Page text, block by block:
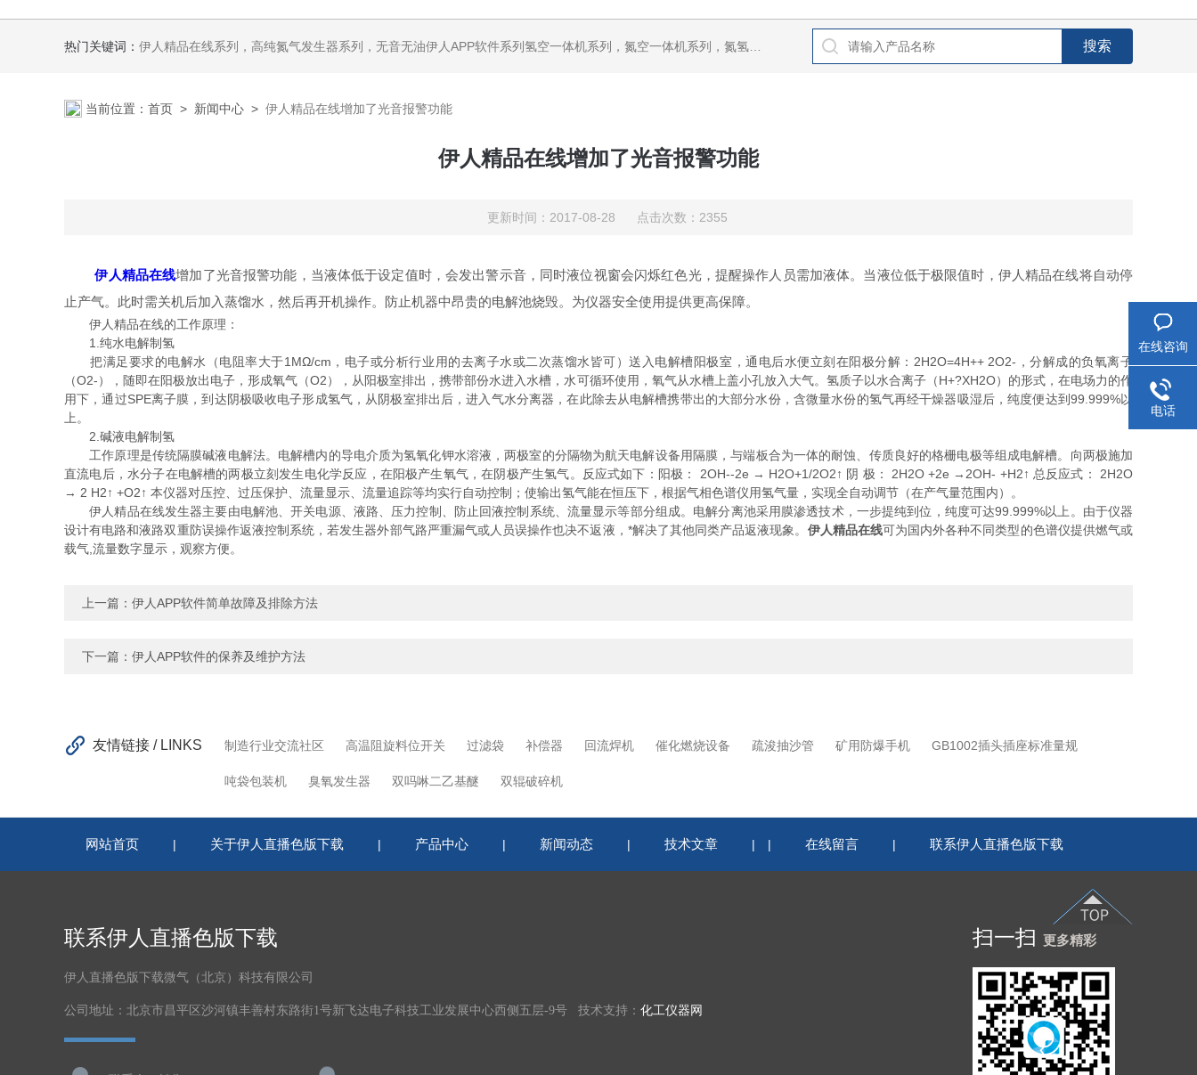
热门关键词： 伊人精品在线系列，高纯氮气发生器系列，无音无油伊人APP软件系列氢空一体机系列，氮空一体机系列，氮氢空三气一体机系列，气体净化器系列，代理日本DKK-TOA水质分析，水质检测仪器，代理南韩SitekPH/离子计，DO计，电导计，多功能计，PH/DO/电导率电极
当前位置： 首页 > 新闻中心 > 伊人精品在线增加了光音报警功能
伊人精品在线增加了光音报警功能
更新时间：2017-08-28 点击次数：2355
伊人精品在线增加了光音报警功能，当液体低于设定值时，会发出警示音，同时液位视窗会闪烁红色光，提醒操作人员需加液体。当液位低于极限值时，伊人精品在线将自动停
止产气。此时需关机后加入蒸馏水，然后再开机操作。防止机器中昂贵的电解池烧毁。为仪器安全使用提供更高保障。
伊人精品在线的工作原理：
1.纯水电解制氢
把满足要求的电解水（电阻率大于1MΩ/cm，电子或分析行业用的去离子水或二次蒸馏水皆可）送入电解槽阳极室，通电后水便立刻在阳极分解：2H2O=4H++ 2O2-，分解成的负氧离子
（O2-），随即在阳极放出电子，形成氧气（O2），从阳极室排出，携带部份水进入水槽，水可循环使用，氧气从水槽上盖小孔放入大气。氢质子以水合离子（H+?XH2O）的形式，在电场力的作
用下，通过SPE离子膜，到达阴极吸收电子形成氢气，从阴极室排出后，进入气水分离器，在此除去从电解槽携带出的大部分水份，含微量水份的氢气再经干燥器吸湿后，纯度便达到99.999%以
上。
2.碱液电解制氢
工作原理是传统隔膜碱液电解法。电解槽内的导电介质为氢氧化钾水溶液，两极室的分隔物为航天电解设备用隔膜，与端板合为一体的耐蚀、传质良好的格栅电极等组成电解槽。向两极施加
直流电后，水分子在电解槽的两极立刻发生电化学反应，在阳极产生氧气，在阴极产生氢气。反应式如下：阳极： 2OH--2e → H2O+1/2O2↑ 阴 极： 2H2O +2e →2OH- +H2↑ 总反应式： 2H2O
→ 2 H2↑ +O2↑ 本仪器对压控、过压保护、流量显示、流量追踪等均实行自动控制；使输出氢气能在恒压下，根据气相色谱仪用氢气量，实现全自动调节（在产气量范围内）。
伊人精品在线发生器主要由电解池、开关电源、液路、压力控制、防止回液控制系统、流量显示等部分组成。电解分离池采用膜渗透技术，一步提纯到位，纯度可达99.999%以上。由于仪器
设计有电路和液路双重防误操作返液控制系统，若发生器外部气路严重漏气或人员误操作也决不返液，*解决了其他同类产品返液现象。 伊人精品在线可为国内外各种不同类型的色谱仪提供燃气或
载气,流量数字显示，观察方便。
上一篇： 伊人APP软件简单故障及排除方法
下一篇： 伊人APP软件的保养及维护方法
友情链接 / LINKS 制造行业交流社区 高温阻旋料位开关 过滤袋 补偿器 回流焊机 催化燃烧设备 疏浚抽沙管 矿用防爆手机 GB1002插头插座标准量规
吨袋包装机 臭氧发生器 双吗啉二乙基醚 双辊破碎机
网站首页 | 关于伊人直播色版下载 | 产品中心 | 新闻动态 | 技术文章 | | 在线留言 | 联系伊人直播色版下载
联系伊人直播色版下载
伊人直播色版下载微气（北京）科技有限公司
公司地址：北京市昌平区沙河镇丰善村东路街1号新飞达电子科技工业发展中心西侧五层-9号 技术支持： 化工仪器网
扫一扫 更多精彩
在线咨询
电话